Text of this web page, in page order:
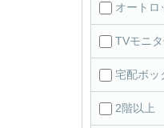
オートロ
TVモニ
宅配ボッ
2階以上